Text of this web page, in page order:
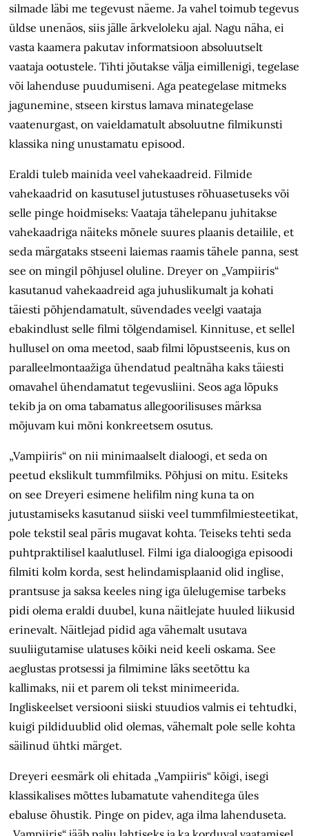
silmade läbi me tegevust näeme. Ja vahel toimub tegevus
üldse unenäos, siis jälle ärkveloleku ajal. Nagu näha, ei
vasta kaamera pakutav informatsioon absoluutselt
vaataja ootustele. Tihti jõutakse välja eimillenigi, tegelase
või lahenduse puudumiseni. Aga peategelase mitmeks
jagunemine, stseen kirstus lamava minategelase
vaatenurgast, on vaieldamatult absoluutne filmikunsti
klassika ning unustamatu episood.
Eraldi tuleb mainida veel vahekaadreid. Filmide
vahekaadrid on kasutusel jutustuses rõhuasetuseks või
selle pinge hoidmiseks: Vaataja tähelepanu juhitakse
vahekaadriga näiteks mõnele suures plaanis detailile, et
seda märgataks stseeni laiemas raamis tähele panna, sest
see on mingil põhjusel oluline. Dreyer on „Vampiiris“
kasutanud vahekaadreid aga juhuslikumalt ja kohati
täiesti põhjendamatult, süvendades veelgi vaataja
ebakindlust selle filmi tõlgendamisel. Kinnituse, et sellel
hullusel on oma meetod, saab filmi lõpustseenis, kus on
paralleelmontaažiga ühendatud pealtnäha kaks täiesti
omavahel ühendamatut tegevusliini. Seos aga lõpuks
tekib ja on oma tabamatus allegoorilisuses märksa
mõjuvam kui mõni konkreetsem osutus.
„Vampiiris“ on nii minimaalselt dialoogi, et seda on
peetud ekslikult tummfilmiks. Põhjusi on mitu. Esiteks
on see Dreyeri esimene helifilm ning kuna ta on
jutustamiseks kasutanud siiski veel tummfilmiesteetikat,
pole tekstil seal päris mugavat kohta. Teiseks tehti seda
puhtpraktilisel kaalutlusel. Filmi iga dialoogiga episoodi
filmiti kolm korda, sest helindamisplaanid olid inglise,
prantsuse ja saksa keeles ning iga ülelugemise tarbeks
pidi olema eraldi duubel, kuna näitlejate huuled liikusid
erinevalt. Näitlejad pidid aga vähemalt usutava
suuliigutamise ulatuses kõiki neid keeli oskama. See
aeglustas protsessi ja filmimine läks seetõttu ka
kallimaks, nii et parem oli tekst minimeerida.
Ingliskeelset versiooni siiski stuudios valmis ei tehtudki,
kuigi pildiduublid olid olemas, vähemalt pole selle kohta
säilinud ühtki märget.
Dreyeri eesmärk oli ehitada „Vampiiris“ kõigi, isegi
klassikalises mõttes lubamatute vahenditega üles
ebaluse õhustik. Pinge on pidev, aga ilma lahenduseta.